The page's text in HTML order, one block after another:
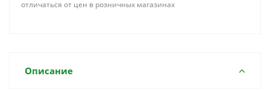
отличаться от цен в розничных магазинах
Описание